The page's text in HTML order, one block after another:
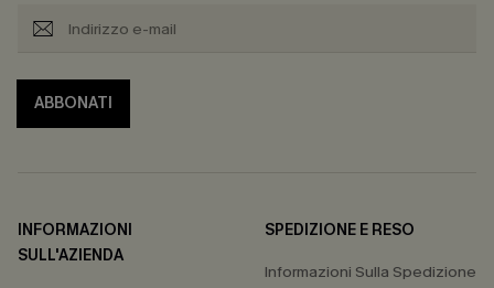
ABBONATI
INFORMAZIONI
SULL'AZIENDA
SPEDIZIONE E RESO
Informazioni Sulla Spedizione